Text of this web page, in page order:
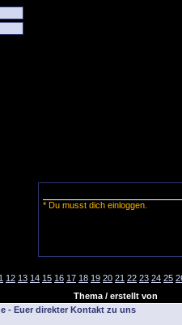
* Du musst dich einloggen.
12 13 14 15 16 17 18 19 20 21 22 23 24 25
Thema / erstellt von
- Euer direkter Kontakt zu uns